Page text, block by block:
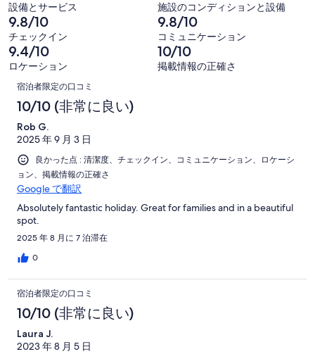
25
件
が
非
常
に
中
8
件
が
良
い
コ
ミ
中
1
件
が
口
コ
ミ
中
0
件
が
満
の
口
コ
ミ
中
が
非
常
不
満
設備とサービス 施設のコンディションと設備
9.8/10
チェックイン
9.8/10
コミュニケーション
9.4/10
ロケーション
10/10
掲載情報の正確さ
口
コ
ミ
宿泊者限定の口コミ
10/10 (非常に良い)
Rob G.
2025 年 9 月 3 日
良かった点 : 清潔度、チェックイン、コミュニケーション、ロケーシ
ョン、掲載情報の正確さ
Google で翻訳
Absolutely fantastic holiday. Great for families and in a beautiful
spot.
2025 年 8 月に 7 泊滞在
0
宿泊者限定の口コミ
10/10 (非常に良い)
Laura J.
2023 年 8 月 5 日